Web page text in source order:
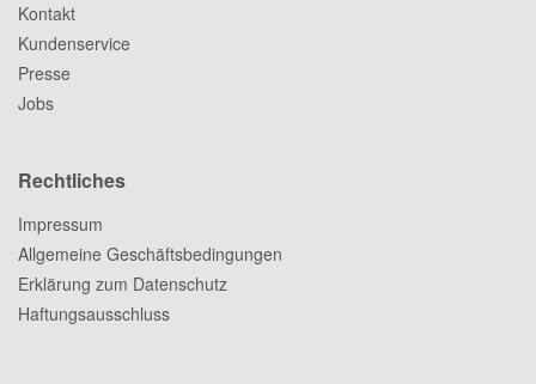
Kontakt
Kundenservice
Presse
Jobs
Rechtliches
Impressum
Allgemeine Geschäftsbedingungen
Erklärung zum Datenschutz
Haftungsausschluss